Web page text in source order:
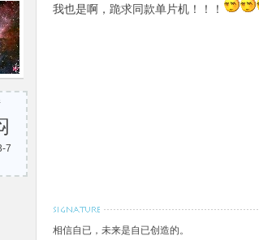
7
我也是啊，跪求同款单片机！！！
相信自已，未来是自已创造的。